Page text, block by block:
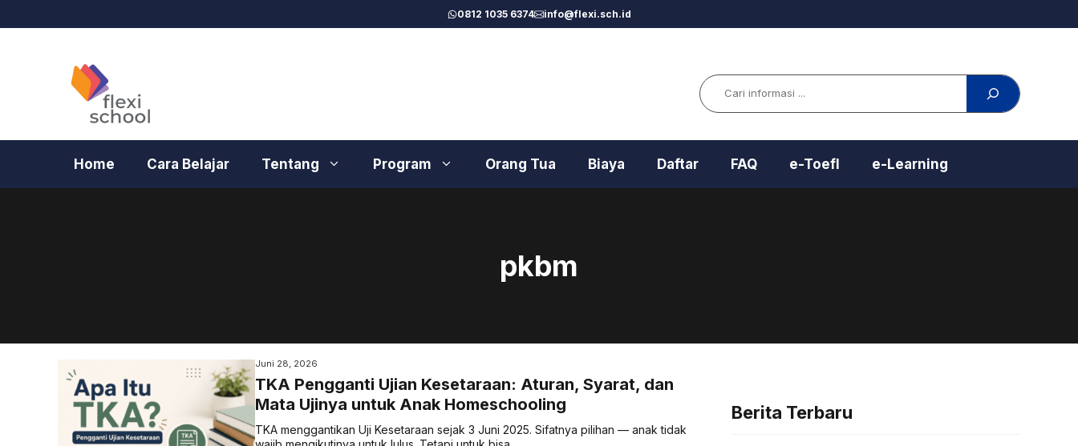
ke
0812 1035 6374 info@flexi.sch.id
Search
Home Cara Belajar Tentang Program Orang Tua Biaya Daftar FAQ e-Toefl e-Learning
pkbm
Juni 28, 2026
TKA Pengganti Ujian Kesetaraan: Aturan, Syarat, dan
Mata Ujinya untuk Anak Homeschooling
TKA menggantikan Uji Kesetaraan sejak 3 Juni 2025. Sifatnya pilihan — anak tidak
Berita Terbaru